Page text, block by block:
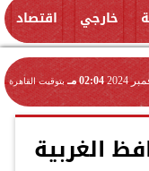
خارجي اقتصاد
02:04 مـ بتوقيت القاهرة
الغربية